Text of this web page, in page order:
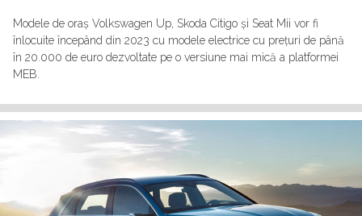
Modele de oraș Volkswagen Up, Skoda Citigo și Seat Mii vor fi
înlocuite începând din 2023 cu modele electrice cu prețuri de până
în 20.000 de euro dezvoltate pe o versiune mai mică a platformei
MEB.